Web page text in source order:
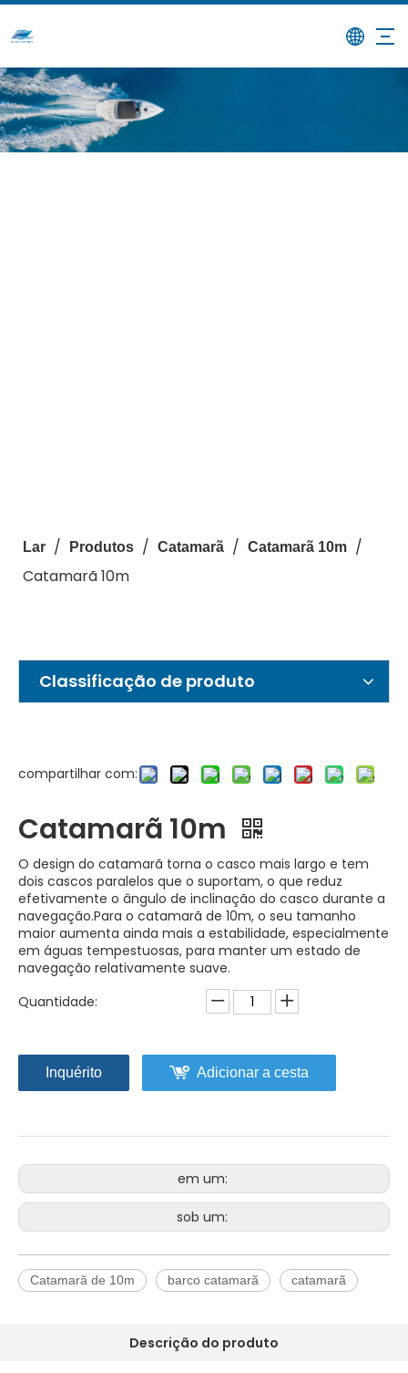
Lar / Produtos / Catamarã / Catamarã 10m /
Catamarã 10m
Classificação de produto
compartilhar com:
Catamarã 10m
O design do catamarã torna o casco mais largo e tem
dois cascos paralelos que o suportam, o que reduz
efetivamente o ângulo de inclinação do casco durante a
navegação.Para o catamarã de 10m, o seu tamanho
maior aumenta ainda mais a estabilidade, especialmente
em águas tempestuosas, para manter um estado de
navegação relativamente suave.
Quantidade:
Inquérito Adicionar a cesta
em um:
sob um:
Catamarã de 10m barco catamarã catamarã
Descrição do produto